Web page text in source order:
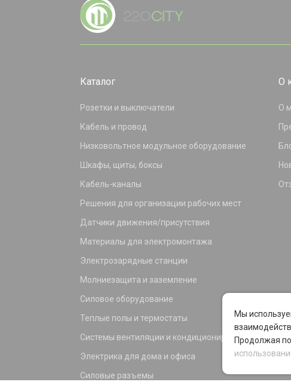
Каталог
Розетки и выключатели
Кабель и провод
Низковольтное модульное оборудование
Шкафы, щиты, боксы
Кабель-каналы
Решения для организации рабочих мест
Датчики движения/присутствия
Материалы для электромонтажа
Электрозарядные станции
Молниезащита и заземление
Силовое оборудование
Теплые полы и термостаты
Системы вентиляции и кондиционирования
Электрика для дома и офиса
Силовые разъемы
О
О
Мы
Продолжая